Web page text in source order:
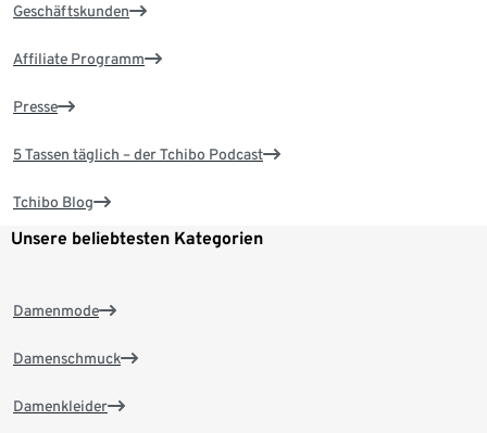
Geschäftskunden
Affiliate Programm
Presse
5 Tassen täglich – der Tchibo Podcast
Tchibo Blog
Unsere beliebtesten Kategorien
Damenmode
Damenschmuck
Damenkleider